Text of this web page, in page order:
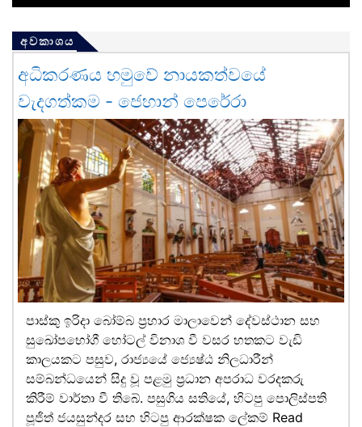
අවකාශය
අධිකරණය හමුවේ නායකත්වයේ
වැදගත්කම - ජෙහාන් පෙරේරා
පාස්කු ඉරිදා බෝම්බ ප්‍රහාර මාලාවෙන් දේවස්ථාන සහ
සුඛෝපභෝගී හෝටල් විනාශ වී වසර හතකට වැඩි
කාලයකට පසුව, රාජ්‍යයේ ජ්‍යෙෂ්ඨ නිලධාරීන්
සම්බන්ධයෙන් සිදු වූ පළමු ප්‍රධාන අපරාධ වරදකරු
කිරීම් වාර්තා වී තිබේ. පසුගිය සතියේ, හිටපු පොලිස්පති
පූජිත් ජයසුන්දර සහ හිටපු ආරක්ෂක ලේකම් Read